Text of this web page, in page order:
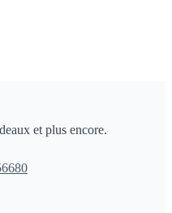
et plus encore.